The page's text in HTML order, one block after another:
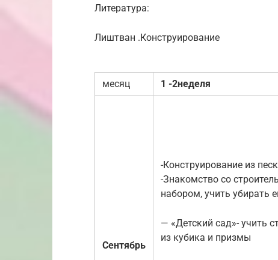
Литература:
Лиштван .Конструирование
месяц 1 -2неделя
Сентябрь
-Конструирование из
-Знакомство со
набором, учить убирать
— «Детский сад»- учить
из кубика и призмы